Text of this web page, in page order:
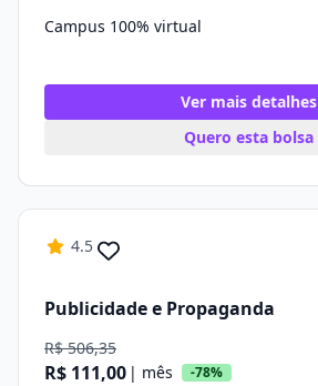
Campus 100% virtual
Ver mais detalhes
Quero esta bolsa
4.5
Publicidade e Propaganda
R$ 506,35
R$ 111,00 | mês -78%